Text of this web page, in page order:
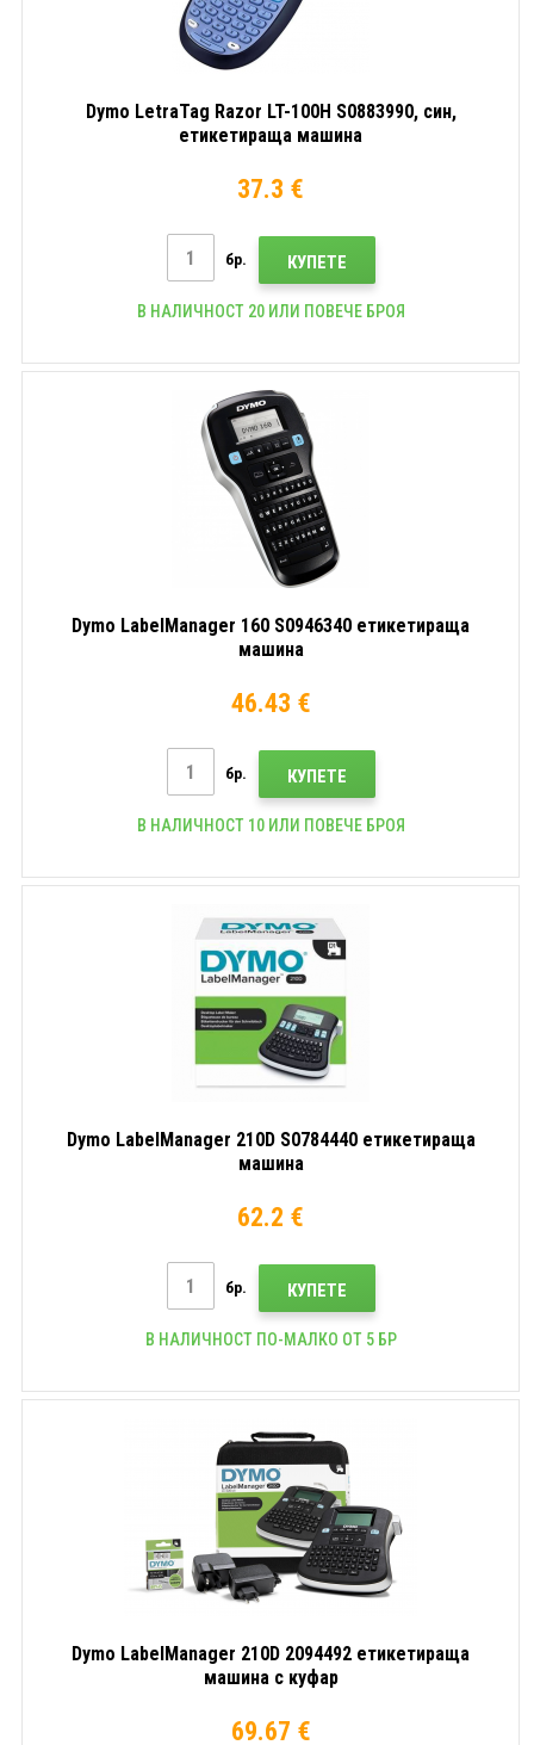
Dymo LetraTag Razor LT-100H S0883990, син,
етикетираща машина
37.3 €
бр. КУПЕТЕ
В НАЛИЧНОСТ 20 ИЛИ ПОВЕЧЕ БРОЯ
Dymo LabelManager 160 S0946340 етикетираща
машина
46.43 €
бр. КУПЕТЕ
В НАЛИЧНОСТ 10 ИЛИ ПОВЕЧЕ БРОЯ
Dymo LabelManager 210D S0784440 етикетираща
машина
62.2 €
бр. КУПЕТЕ
В НАЛИЧНОСТ ПО-МАЛКО ОТ 5 БР
Dymo LabelManager 210D 2094492 етикетираща
машина с куфар
69.67 €